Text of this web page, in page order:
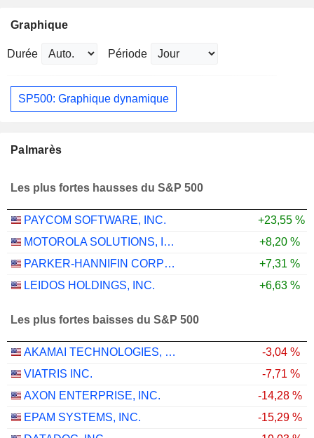
Graphique
Durée Période
SP500: Graphique dynamique
Palmarès
Les plus fortes hausses du S&P 500
PAYCOM SOFTWARE, INC.
+23,55 %
MOTOROLA SOLUTIONS, INC.
+8,20 %
PARKER-HANNIFIN CORPORATION
+7,31 %
LEIDOS HOLDINGS, INC.
+6,63 %
Les plus fortes baisses du S&P 500
AKAMAI TECHNOLOGIES, INC.
-3,04 %
VIATRIS INC.
-7,71 %
AXON ENTERPRISE, INC.
-14,28 %
EPAM SYSTEMS, INC.
-15,29 %